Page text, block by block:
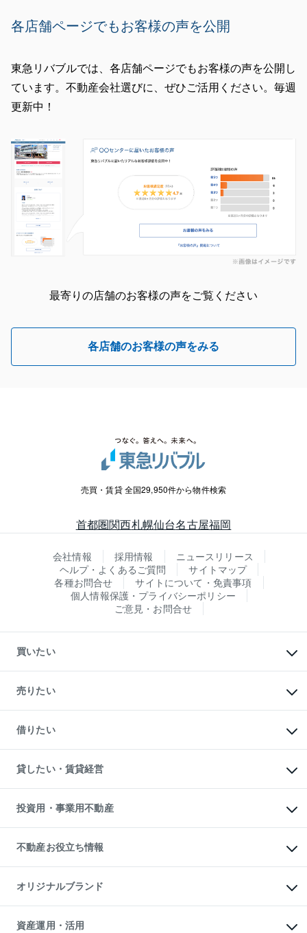
各店舗ページでもお客様の声を公開
東急リバブルでは、各店舗ページでもお客様の声を公開し
ています。不動産会社選びに、ぜひご活用ください。毎週
更新中！
最寄りの店舗のお客様の声をご覧ください
各店舗のお客様の声をみる
売買・賃貸 全国29,950件から物件検索
首都圏関西札幌仙台名古屋福岡
会社情報 採用情報
ニュースリリース
ヘルプ・よくあるご質問
サイトマップ
各種お問合せ
サイトについて・免責事項
個人情報保護・プライバシーポリシー
ご意見・お問合せ
買いたい
新築・分譲マンションの購入
中古マンションの購入
一戸建ての購入
中古一戸建ての購入
不動産購入の流れ
注目キーワード物件特集
購入ガイド
English 繁体中文簡体中文
売りたい
一戸建ての売却・査定
土地の売却・査定
スピードAI査定
不動産査定について
不動産売却の流れ
不動産買換えの流れ
売却ガイド
借りたい
オフィス・店舗の賃貸
借りるときの流れ
借りるガイド
貸したい・賃貸経営
マンション賃料データ
賃貸管理プラン
リロケーションについて
貸すガイド
投資用・事業用不動産
事業用不動産
マンション投資
投資用マンション
アパート経営
収益物件
ビル購入（ビル一棟）
不動産お役立ち情報
マンションライブラリー
人気マンションランキング
暮らしに役立つ不動産メディア
不動産相場・不動産価格情報
オリジナルブランド
一棟リノベーションマンション
資産運用・活用